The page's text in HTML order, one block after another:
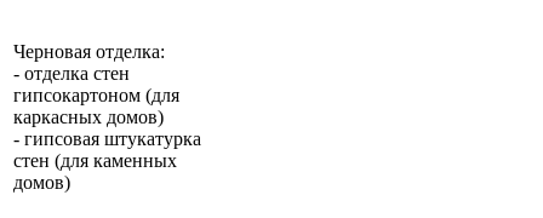
Черновая отделка:
- отделка стен
гипсокартоном (для
каркасных домов)
- гипсовая штукатурка
стен (для каменных
домов)